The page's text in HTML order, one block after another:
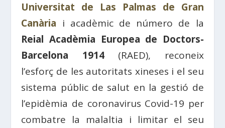
Universitat de Las Palmas de Gran
Canària i acadèmic de número de la
Reial Acadèmia Europea de Doctors-
Barcelona 1914(RAED), reconeix
l’esforç de les autoritats xineses i el seu
sistema públic de salut en la gestió de
l’epidèmia de coronavirus Covid-19 per
combatre la malaltia i limitar el seu